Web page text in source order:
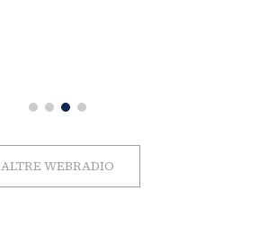
ALTRE WEBRADIO